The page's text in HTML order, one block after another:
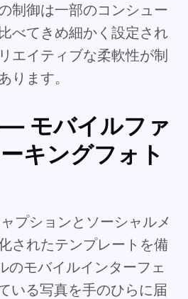
制御は一部のコンシュー
べてきめ細かく設定され
エイティブな柔軟性が制
ります。
モバイルファ
キングフォト
プションとソーシャルメ
されたテンプレートを備
のモバイルインターフェ
いる写真を手のひらに届